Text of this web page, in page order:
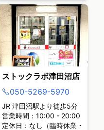
ストックラボ津田沼店
050-5269-5970
JR 津田沼駅より徒歩5分
営業時間：10:00 - 20:00
定休日：なし（臨時休業・